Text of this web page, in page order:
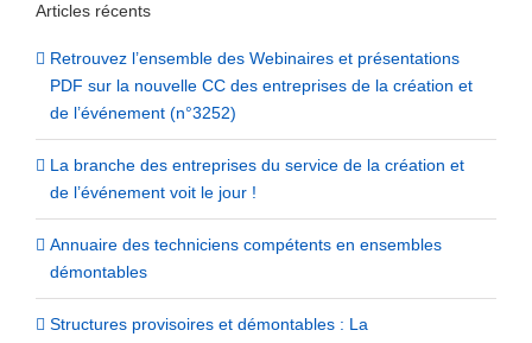
Articles récents
Retrouvez l’ensemble des Webinaires et présentations
PDF sur la nouvelle CC des entreprises de la création et
de l’événement (n°3252)
La branche des entreprises du service de la création et
de l’événement voit le jour !
Annuaire des techniciens compétents en ensembles
démontables
Structures provisoires et démontables : La